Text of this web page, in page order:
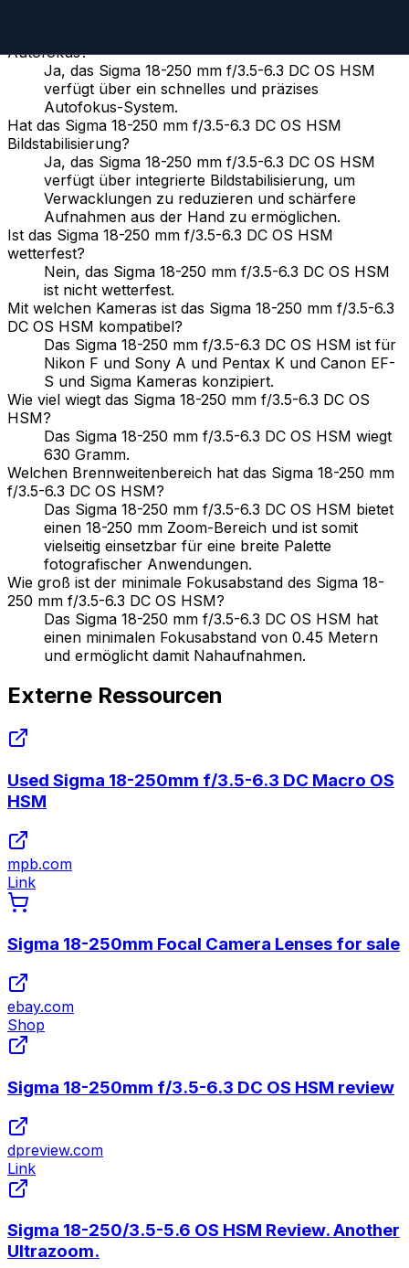
Autofokus?
Ja, das Sigma 18-250 mm f/3.5-6.3 DC OS HSM
verfügt über ein schnelles und präzises
Autofokus-System.
Hat das Sigma 18-250 mm f/3.5-6.3 DC OS HSM
Bildstabilisierung?
Ja, das Sigma 18-250 mm f/3.5-6.3 DC OS HSM
verfügt über integrierte Bildstabilisierung, um
Verwacklungen zu reduzieren und schärfere
Aufnahmen aus der Hand zu ermöglichen.
Ist das Sigma 18-250 mm f/3.5-6.3 DC OS HSM
wetterfest?
Nein, das Sigma 18-250 mm f/3.5-6.3 DC OS HSM
ist nicht wetterfest.
Mit welchen Kameras ist das Sigma 18-250 mm f/3.5-6.3
DC OS HSM kompatibel?
Das Sigma 18-250 mm f/3.5-6.3 DC OS HSM ist für
Nikon F und Sony A und Pentax K und Canon EF-
S und Sigma Kameras konzipiert.
Wie viel wiegt das Sigma 18-250 mm f/3.5-6.3 DC OS
HSM?
Das Sigma 18-250 mm f/3.5-6.3 DC OS HSM wiegt
630 Gramm.
Welchen Brennweitenbereich hat das Sigma 18-250 mm
f/3.5-6.3 DC OS HSM?
Das Sigma 18-250 mm f/3.5-6.3 DC OS HSM bietet
einen 18-250 mm Zoom-Bereich und ist somit
vielseitig einsetzbar für eine breite Palette
fotografischer Anwendungen.
Wie groß ist der minimale Fokusabstand des Sigma 18-
250 mm f/3.5-6.3 DC OS HSM?
Das Sigma 18-250 mm f/3.5-6.3 DC OS HSM hat
einen minimalen Fokusabstand von 0.45 Metern
und ermöglicht damit Nahaufnahmen.
Externe Ressourcen
Used Sigma 18-250mm f/3.5-6.3 DC Macro OS
HSM
mpb.com
Link
Sigma 18-250mm Focal Camera Lenses for sale
ebay.com
Shop
Sigma 18-250mm f/3.5-6.3 DC OS HSM review
dpreview.com
Link
Sigma 18-250/3.5-5.6 OS HSM Review. Another
Ultrazoom.